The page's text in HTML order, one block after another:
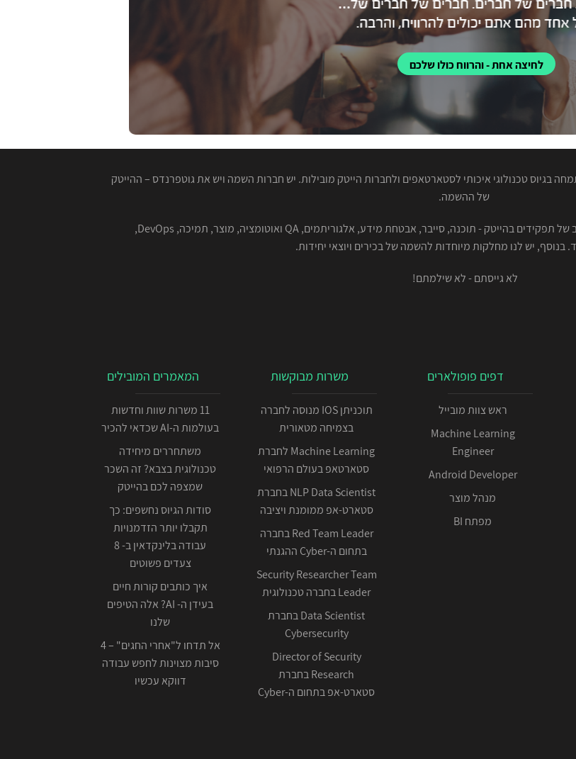
לחיצה אחת - והרווח כולו שלכם
בגיוס טכנולוגי איכותי לסטארטאפים ולחברות הייטק מובילות. יש חברות השמה ויש את גוטפרנדס – ההייטק
של ההשמה.
המגייסות המנוסות שלנו מתמחות בהשמה למגוון רחב של תפקידים בהייטק - תוכנה, סייבר, אבטחת מידע, אלגוריתמים, QA ואוטומציה, מוצר, תמיכה, DevOps,
לא גייסתם - לא שילמתם!
דפים פופולארים
ראש צוות מובייל
Machine Learning
Engineer
Android Developer
מנהל מוצר
מפתח BI
משרות מבוקשות
תוכניתן IOS מנוסה לחברה
בצמיחה מטאורית
Machine Learning לחברת
סטארטאפ בעולם הרפואי
NLP Data Scientist בחברת
סטארט-אפ ממומנת ויציבה
Red Team Leader בחברה
בתחום ה-Cyber ההגנתי
Security Researcher Team
Leader בחברה טכנולוגית
Data Scientist בחברת
Cybersecurity
Director of Security
Research בחברת
סטארט-אפ בתחום ה-Cyber
המאמרים המובילים
11 משרות שוות וחדשות
בעולמות ה-AI שכדאי להכיר
משתחררים מיחידה
טכנולוגית בצבא? זה השכר
שמצפה לכם בהייטק
סודות הגיוס נחשפים: כך
תקבלו יותר הזדמנויות
עבודה בלינקדאין ב- 8
צעדים פשוטים
איך כותבים קורות חיים
בעידן ה- AI? אלה הטיפים
שלנו
אל תדחו ל"אחרי החגים" – 4
סיבות מצוינות לחפש עבודה
דווקא עכשיו